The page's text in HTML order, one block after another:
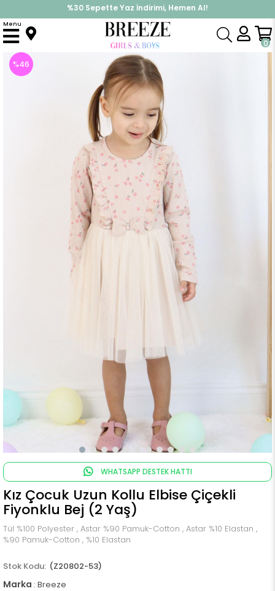
%30 Sepette Yaz İndirimi, Hemen Al!
İndirimlere ek %10 İndirimi Kap, Hemen Üye Ol!
0
Menu
Anasayfa Elbise Modelleri Uzun Kol Elbise
%46
WHATSAPP DESTEK HATTI
Kız Çocuk Uzun Kollu Elbise Çiçekli
Fiyonklu Bej (2 Yaş)
Tül %100 Polyester , Astar %90 Pamuk-Cotton , Astar %10 Elastan ,
%90 Pamuk-Cotton , %10 Elastan
(Z20802-53)
Marka : Breeze